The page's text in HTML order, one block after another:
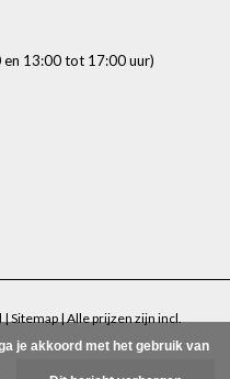
13:00 tot 17:00 uur)
| Sitemap | Alle prijzen zijn incl.
je akkoord met het gebruik van